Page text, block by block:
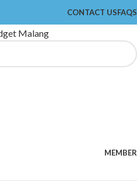
CONTACT USFAQS
MEMBER